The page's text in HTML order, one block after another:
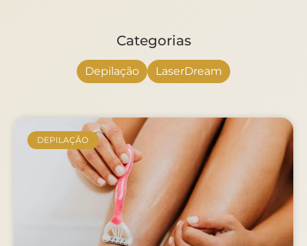
Categorias
Depilação LaserDream
DEPILAÇÃO